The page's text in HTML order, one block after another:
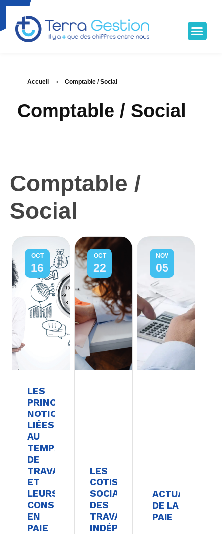
Accueil » Comptable / Social
Comptable / Social
Comptable /
Social
OCT
16
LES
PRINCIPALES
NOTIONS
LIÉES
AU
TEMPS
DE
TRAVAIL
ET
LEURS
CONSÉQUENCES
EN
PAIE
OCT
22
LES
COTISATIONS
SOCIALES
DES
TRAVAILLEURS
INDÉPENDANTS
NOV
05
ACTUALITÉ
DE LA
PAIE